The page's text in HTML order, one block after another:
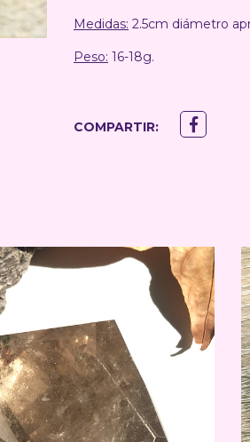
Medidas: 2.5cm diámetro
Peso: 16-18g.
COMPARTIR: